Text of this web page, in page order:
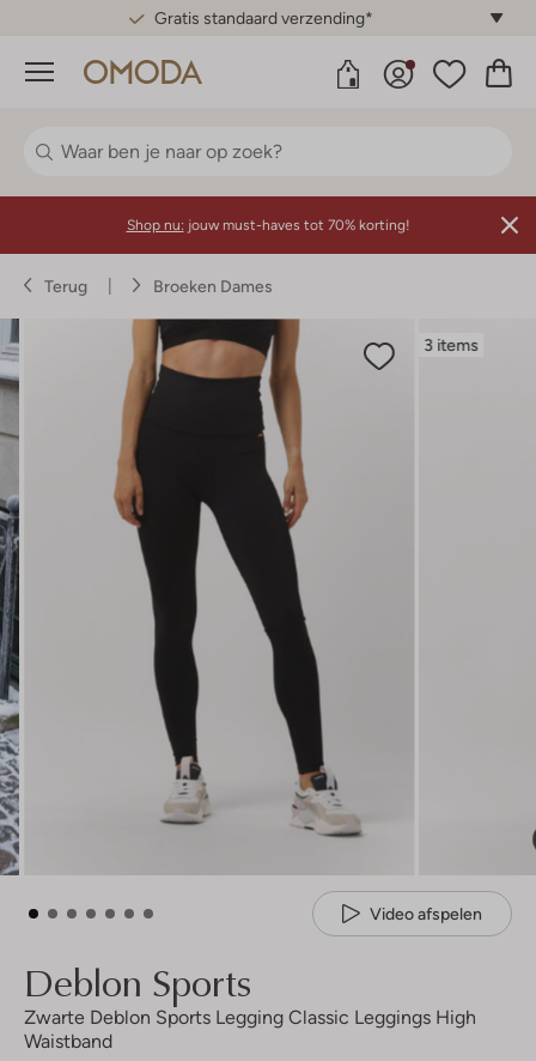
Gratis standaard verzending*
Menu
Shop nu: jouw must-haves tot 70% korting!
Terug Broeken Dames
3 items
Video afspelen
Deblon Sports
Zwarte Deblon Sports Legging Classic Leggings High
Waistband